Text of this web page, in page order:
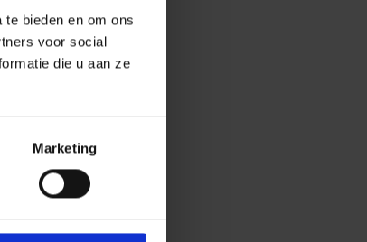
bieden en om ons
voor social
die u aan ze
Marketing